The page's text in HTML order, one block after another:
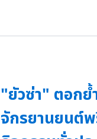
"ยัวซ่า" ตอกย้
จักรยานยนต์